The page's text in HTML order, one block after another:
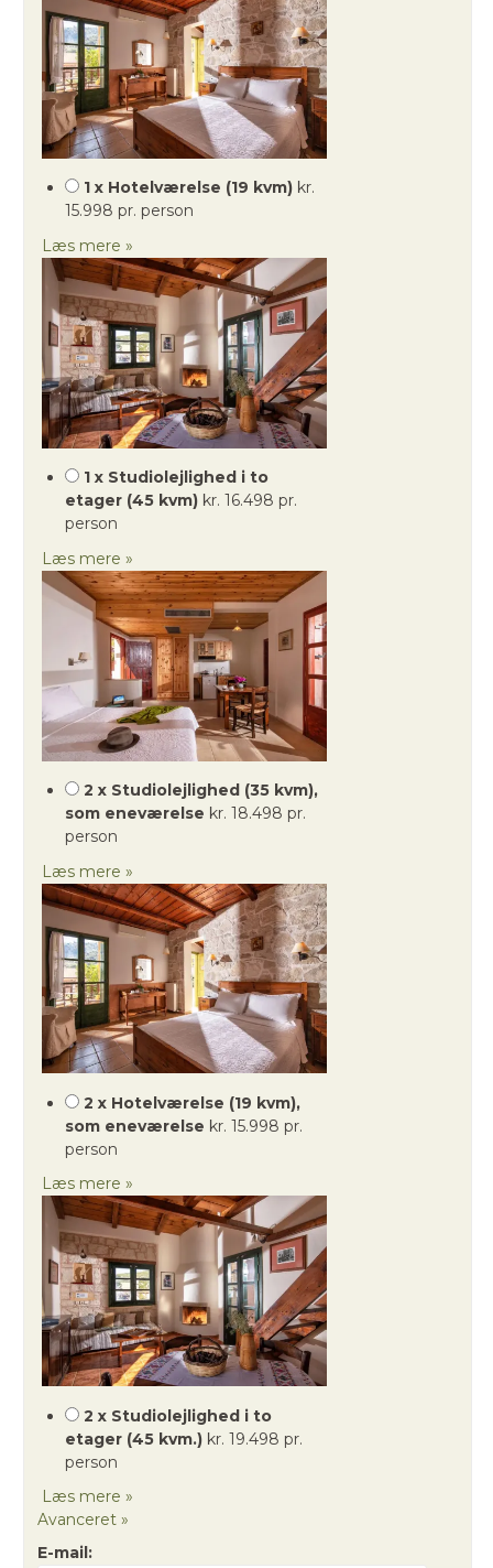
1 x Hotelværelse (19 kvm) kr.
15.998 pr. person
Læs mere »
1 x Studiolejlighed i to
etager (45 kvm) kr. 16.498 pr.
person
Læs mere »
2 x Studiolejlighed (35 kvm),
som eneværelse kr. 18.498 pr.
person
Læs mere »
2 x Hotelværelse (19 kvm),
som eneværelse kr. 15.998 pr.
person
Læs mere »
2 x Studiolejlighed i to
etager (45 kvm.) kr. 19.498 pr.
person
Læs mere »
Avanceret »
E-mail: